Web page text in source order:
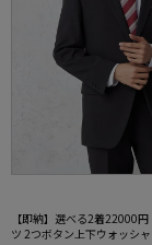
【即納】選べる2着22000
ツ 2つボタン上下ウォッシ